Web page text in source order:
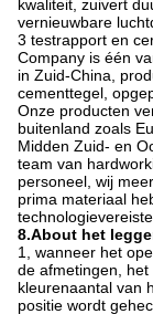
kwaliteit, zuivert
vernieuwbare
3 testrapport en
Company is één
in Zuid-China,
cementtegel,
Onze producten
buitenland zoals
Midden Zuid- en
team van
personeel, wij
prima materiaal
8.About het
1, wanneer het
de afmetingen,
kleurenaantal van
positie wordt